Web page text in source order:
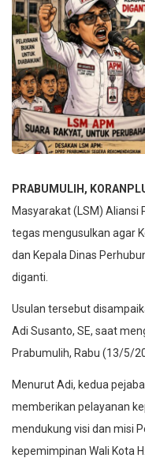
PRABUMULIH,
Masyarakat (LSM) Aliansi
tegas mengusulkan agar
dan Kepala Dinas
diganti.
Usulan tersebut
Adi Susanto, SE, saat
Prabumulih, Rabu (13/5/
Menurut Adi, kedua
memberikan pelayanan
mendukung visi dan misi
kepemimpinan Wali Kota